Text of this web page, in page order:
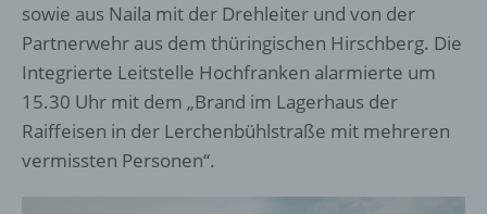
sowie aus Naila mit der Drehleiter und von der
Partnerwehr aus dem thüringischen Hirschberg. Die
Integrierte Leitstelle Hochfranken alarmierte um
15.30 Uhr mit dem „Brand im Lagerhaus der
Raiffeisen in der Lerchenbühlstraße mit mehreren
vermissten Personen“.